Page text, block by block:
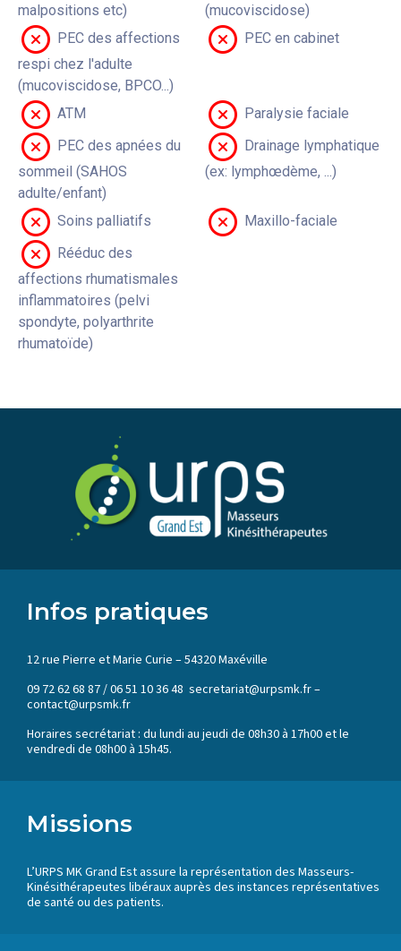
malpositions etc)
(mucoviscidose)
PEC des affections
respi chez l'adulte
(mucoviscidose, BPCO...)
PEC en cabinet
ATM
Paralysie faciale
PEC des apnées du
sommeil (SAHOS
adulte/enfant)
Drainage lymphatique
(ex: lymphœdème, ...)
Soins palliatifs
Maxillo-faciale
Rééduc des
affections rhumatismales
inflammatoires (pelvi
spondyte, polyarthrite
rhumatoïde)
Infos pratiques
12 rue Pierre et Marie Curie – 54320 Maxéville
09 72 62 68 87 / 06 51 10 36 48 secretariat@urpsmk.fr –
contact@urpsmk.fr
Horaires secrétariat : du lundi au jeudi de 08h30 à 17h00 et le
vendredi de 08h00 à 15h45.
Missions
L’URPS MK Grand Est assure la représentation des Masseurs-
Kinésithérapeutes libéraux auprès des instances représentatives
de santé ou des patients.